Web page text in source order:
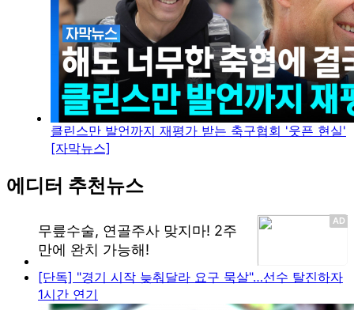
클린스만 발언까지 재평가 받는 축구협회 '웃픈 현실'
[자막뉴스]
에디터 추천뉴스
[단독] "경기 시작 늦춰달라 요구 묵살"…선수 탈진하자
1시간 연기